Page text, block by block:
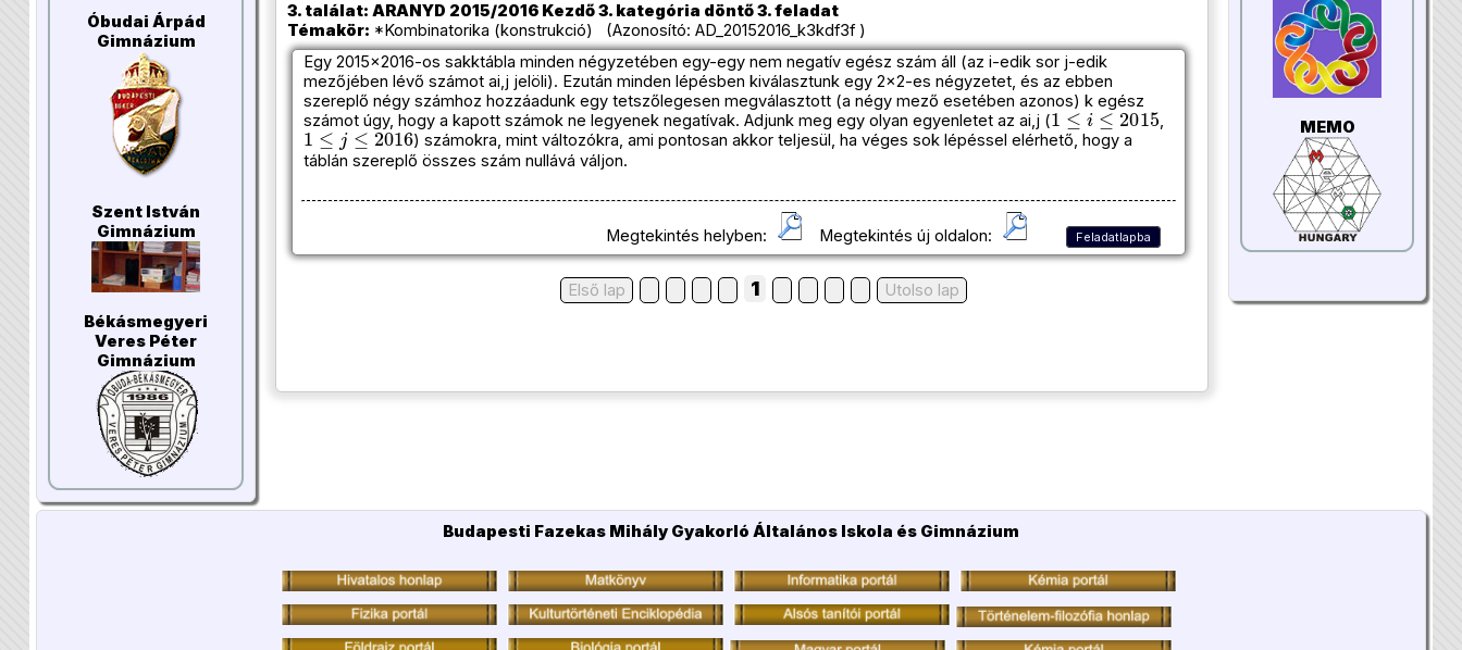
Óbudai Árpád
Gimnázium
Szent István
Gimnázium
Békásmegyeri
Veres Péter
Gimnázium
3. találat: ARANYD 2015/2016 Kezdő 3. kategória döntő 3. feladat
Témakör: *Kombinatorika (konstrukció) (Azonosító: AD_20152016_k3kdf3f )
Egy 2015×2016-os sakktábla minden négyzetében egy-egy nem negatív egész szám áll (az i-edik sor j-edik
mezőjében lévő számot ai,j jelöli). Ezután minden lépésben kiválasztunk egy 2×2-es négyzetet, és az ebben
szereplő négy számhoz hozzáadunk egy tetszőlegesen megválasztott (a négy mező esetében azonos) k egész
számot úgy, hogy a kapott számok ne legyenek negatívak. Adjunk meg egy olyan egyenletet az ai,j (
1≤i≤2015
,
1≤j≤2016
) számokra, mint változókra, ami pontosan akkor teljesül, ha véges sok lépéssel elérhető, hogy a
táblán szereplő összes szám nullává váljon.
Megtekintés helyben: Megtekintés új oldalon: Feladatlapba
Első lap 1 Utolso lap
MEMO
Budapesti Fazekas Mihály Gyakorló Általános Iskola és Gimnázium